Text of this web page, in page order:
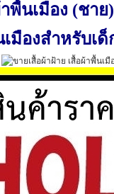
พื้นเมือง (ชาย)
มืองสำหรับเด็